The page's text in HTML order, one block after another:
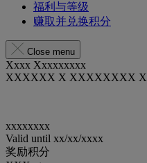
福利与等级
赚取并兑换积分
Close menu
Xxxx Xxxxxxxxx
XXXXXX X XXXXXXXX X
xxxxxxxx
Valid until xx/xx/xxxx
奖励积分